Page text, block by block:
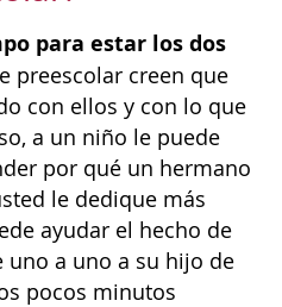
para estar los dos
preescolar creen que
con ellos y con lo que
a un niño le puede
por qué un hermano
le dedique más
ayudar el hecho de
uno a uno a su hijo de
pocos minutos